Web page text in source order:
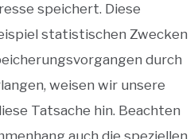
speichert. Diese
statistischen Zwecken
durch
weisen wir unsere
Tatsache hin. Beachten
auch die speziellen